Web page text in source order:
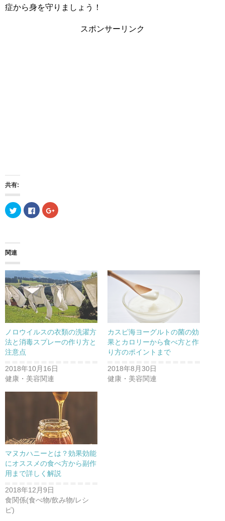
症から身を守りましょう！
スポンサーリンク
共有:
ク
リ
T
t
t
r
で
共
有
(
新
し
い
ウ
ィ
ン
ド
ウ
開
き
ま
す
F
a
有
す
る
に
は
ク
リ
ッ
ク
し
て
く
だ
さ
新
し
い
ウ
開
き
ま
す
)
ク
リ
e
+
で
共
有
(
新
し
い
ウ
ィ
ン
開
き
関連
ノロウイルスの衣類の洗濯方
法と消毒スプレーの作り方と
注意点
2018年10月16日
健康・美容関連
カスピ海ヨーグルトの菌の効
果とカロリーから食べ方と作
り方のポイントまで
2018年8月30日
健康・美容関連
マヌカハニーとは？効果効能
にオススメの食べ方から副作
用まで詳しく解説
2018年12月9日
食関係(食べ物/飲み物/レシ
ピ)